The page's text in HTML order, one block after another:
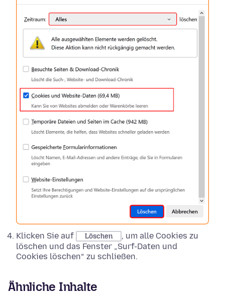
Klicken Sie auf Löschen
, um alle Cookies zu
löschen und das Fenster „Surf-Daten und
Cookies löschen“ zu schließen.
Ähnliche Inhalte